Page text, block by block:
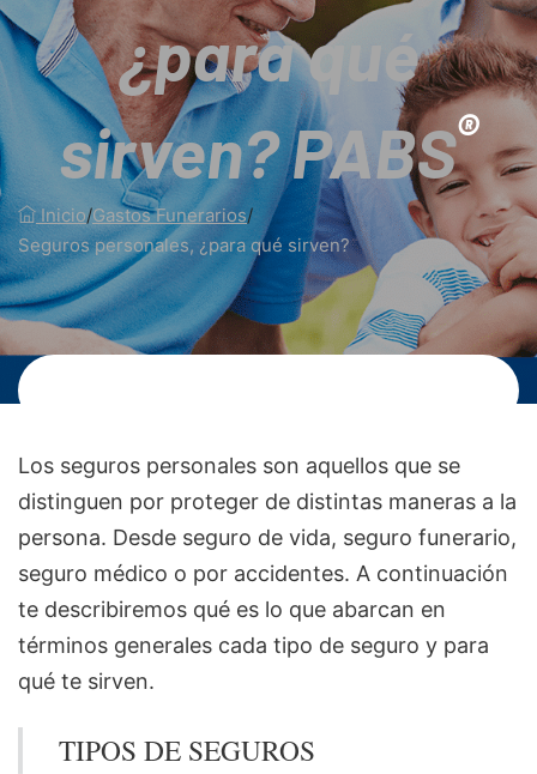
¿para qué
sirven? PABS®
Inicio/Gastos Funerarios/
Seguros personales, ¿para qué sirven?
Los seguros personales son aquellos que se
distinguen por proteger de distintas maneras a la
persona. Desde seguro de vida, seguro funerario,
seguro médico o por accidentes. A continuación
te describiremos qué es lo que abarcan en
términos generales cada tipo de seguro y para
qué te sirven.
TIPOS DE SEGUROS